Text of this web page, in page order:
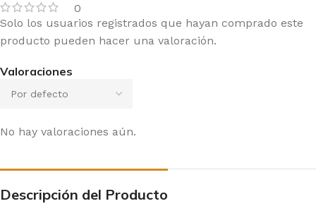
0
Valoraciones
No hay valoraciones aún.
Solo los usuarios registrados que hayan comprado este
producto pueden hacer una valoración.
Descripción del Producto